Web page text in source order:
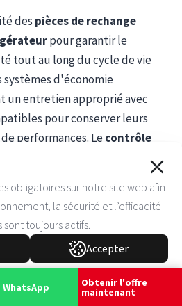
obligatoires sur notre site web afin
la sécurité et l’efficacité
sont toujours actifs.
Accepter
des pièces de rechange
pour garantir le
tout au long du cycle de vie
d'économie
un entretien approprié avec
pour conserver leurs
performances. Lecontrôle
garantit que
répondent aux
d'origine.
en énergie
de surveillance intelligents
et identifient les
Ces fonctionnalités
WhatsApp Obtenir l'offre
maintenant